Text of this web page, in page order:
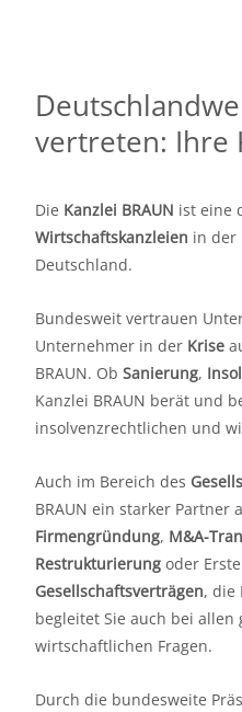
vertreten: Ihre
Die Kanzlei BRAUN ist eine
Wirtschaftskanzleien in der
Deutschland.
Bundesweit vertrauen
Unternehmer in der Krise
BRAUN. Ob Sanierung,
Kanzlei BRAUN berät und
insolvenzrechtlichen und
Auch im Bereich des
BRAUN ein starker Partner
Firmengründung, M&A-
Restrukturierung oder
Gesellschaftsverträgen, die
begleitet Sie auch bei
wirtschaftlichen Fragen.
Durch die bundesweite